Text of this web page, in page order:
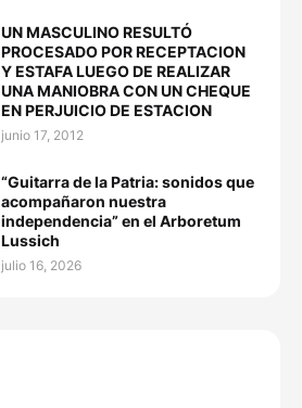
UN MASCULINO RESULTÓ
PROCESADO POR RECEPTACION
Y ESTAFA LUEGO DE REALIZAR
UNA MANIOBRA CON UN CHEQUE
EN PERJUICIO DE ESTACION
junio 17, 2012
“Guitarra de la Patria: sonidos que
acompañaron nuestra
independencia” en el Arboretum
Lussich
julio 16, 2026